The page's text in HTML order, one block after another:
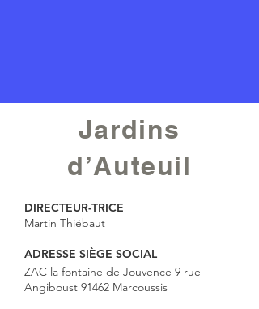
Jardins
d’Auteuil
DIRECTEUR-TRICE
Martin Thiébaut
ADRESSE SIÈGE SOCIAL
ZAC la fontaine de Jouvence 9 rue
Angiboust 91462 Marcoussis